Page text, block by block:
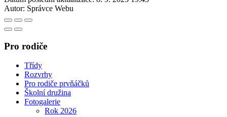
Autor: Správce Webu
Pro rodiče
Třídy
Rozvrhy
Pro rodiče prvňáčků
Školní družina
Fotogalerie
Rok 2026